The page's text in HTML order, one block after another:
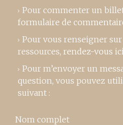
Pour commenter un
formulaire de
Pour vous renseigner
ressources, rendez-vous ici
Pour m’envoyer un
question, vous pouvez
suivant :
Nom complet